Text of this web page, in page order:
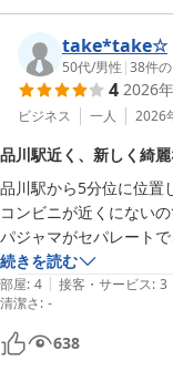
しました。
お部屋が清潔である
せないことを改めて
今後も皆様にご満足
ますので、ご愛顧を
品川駅に近い立地は当
が、現在、高輪口の再
く、スーツケースな
ともあるかと存じます
ご連絡いただけました
のでご活用いただけ
この度は貴重なお時間
ありがとうございまし
take*take☆
50代/男性 |38件
4 2026
ビジネス 一人 2026
品川駅近く、新しく綺
品川駅から5分位に位置
コンビニが近くにないの
パジャマがセパレート
続きを読む
部屋: 4 | 接客・サービス: 3
清潔さ: -
638